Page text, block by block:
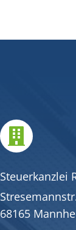

Steuerkanzlei
68165